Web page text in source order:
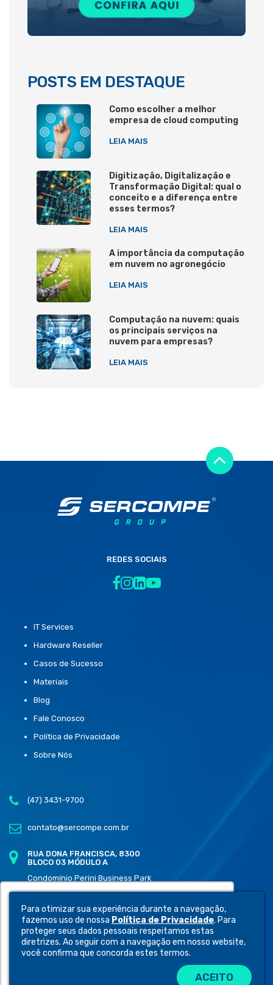
experiência, melhorar o desempenho,
analisar como você interage em nosso site e
personalizar conteúdo.
Aceitar Cookies
POSTS EM DESTAQUE
Como escolher a melhor
empresa de cloud computing
LEIA MAIS
Digitização, Digitalização e
Transformação Digital: qual o
conceito e a diferença entre
esses termos?
LEIA MAIS
A importância da computação
em nuvem no agronegócio
LEIA MAIS
Computação na nuvem: quais
os principais serviços na
nuvem para empresas?
LEIA MAIS
REDES SOCIAIS
IT Services
Hardware Reseller
Casos de Sucesso
Materiais
Blog
Fale Conosco
Política de Privacidade
Sobre Nós
(47) 3431-9700
contato@sercompe.com.br
RUA DONA FRANCISCA, 8300
BLOCO 03 MÓDULO A
Condomínio Perini Business Park
Distrito Industrial, Joinville - SC
Para otimizar sua experiência durante a navegação,
fazemos uso de nossa Política de Privacidade. Para
proteger seus dados pessoais respeitamos estas
diretrizes. Ao seguir com a navegação em nosso website,
você confirma que concorda estes termos.
ACEITO